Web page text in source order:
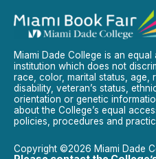
Miami Dade College is an
institution which does not
race, color, marital status, age,
disability, veteran’s status,
orientation or genetic
about the College’s equal
policies, procedures and
Copyright ©2026 Miami Dade